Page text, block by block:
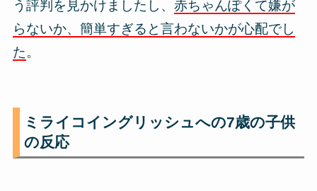
う評判を見かけましたし、 赤ちゃんぽくて嫌が
らないか、簡単すぎると言わないかが心配でし
た。
ミライコイングリッシュへの7歳の子供
の反応